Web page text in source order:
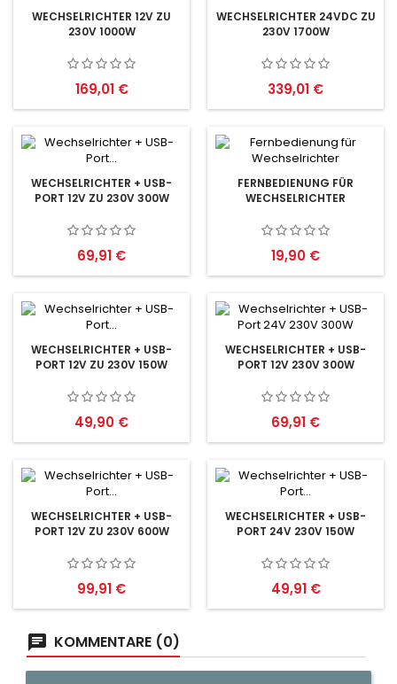
WECHSELRICHTER 12V ZU
230V 1000W
Preis
169,01 €
WECHSELRICHTER 24VDC ZU
230V 1700W
Preis
339,01 €
WECHSELRICHTER + USB-
PORT 12V ZU 230V 300W
Preis
69,91 €
FERNBEDIENUNG FÜR
WECHSELRICHTER
Preis
19,90 €
WECHSELRICHTER + USB-
PORT 12V ZU 230V 150W
Preis
49,90 €
WECHSELRICHTER + USB-
PORT 12V 230V 300W
Preis
69,91 €
WECHSELRICHTER + USB-
PORT 12V ZU 230V 600W
Preis
99,91 €
WECHSELRICHTER + USB-
PORT 24V 230V 150W
Preis
49,91 €
KOMMENTARE (0)